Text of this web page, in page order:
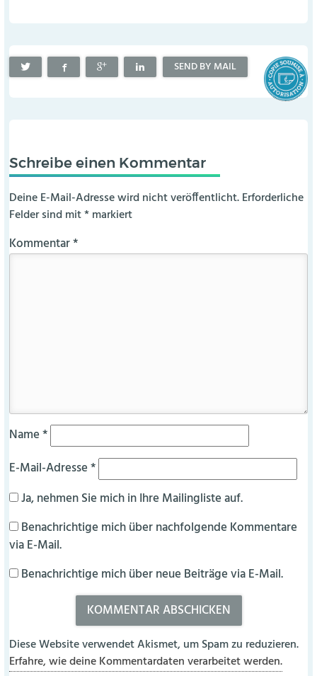
SEND BY MAIL
Schreibe einen Kommentar
Deine E-Mail-Adresse wird nicht veröffentlicht. Erforderliche
Felder sind mit*markiert
Kommentar*
Name*
E-Mail-Adresse*
Ja, nehmen Sie mich in Ihre Mailingliste auf.
Benachrichtige mich über nachfolgende Kommentare
via E-Mail.
Benachrichtige mich über neue Beiträge via E-Mail.
Diese Website verwendet Akismet, um Spam zu reduzieren.
Erfahre, wie deine Kommentardaten verarbeitet werden.